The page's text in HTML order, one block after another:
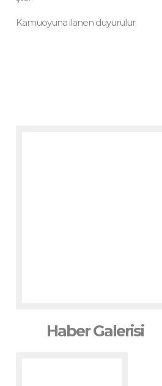
Haber Galerisi
Kamuoyuna ilanen duyurulur.